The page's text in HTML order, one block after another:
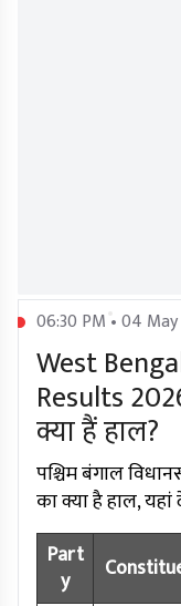
06:30 PM • 04
West
Results
क्या हैं हाल?
पश्चिम बंगाल
का क्या है हाल,
Part
y